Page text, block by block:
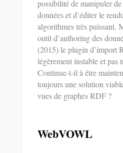
possibilité de manipuler
données et d’éditer le
algorithmes très puissant.
outil d’authoring des
(2015) le plugin d’import
légèrement instable et pas
Continue-t-il à être
toujours une solution
vues de graphes RDF ?
WebVOWL